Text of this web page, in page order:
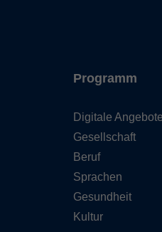
Programm
Digitale Angebote
Gesellschaft
Beruf
Sprachen
Gesundheit
Kultur